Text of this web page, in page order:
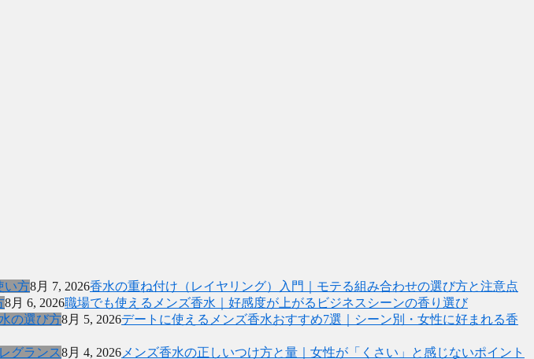
い方8月 7, 2026香水の重ね付け（レイヤリング）入門｜モテる組み合わせの選び方と注意点
8月 6, 2026職場でも使えるメンズ香水｜好感度が上がるビジネスシーンの香り選び
の選び方8月 5, 2026デートに使えるメンズ香水おすすめ7選｜シーン別・女性に好まれる香
グランス8月 4, 2026 メンズ香水の正しいつけ方と量｜女性が「くさい」と感じないポイント